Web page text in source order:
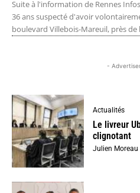
Suite à l'information de Rennes
36 ans suspecté d'avoir
boulevard Villebois-Mareuil, près de
-
Actualités
Le livreur
clignotant
Julien Moreau